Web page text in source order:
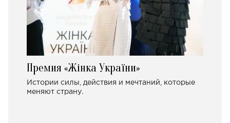
Премия «Жінка України»
Истории силы, действия и мечтаний, которые
меняют страну.